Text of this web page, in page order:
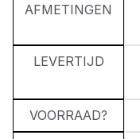
AFMETINGEN
LEVERTIJD
VOORRAAD?